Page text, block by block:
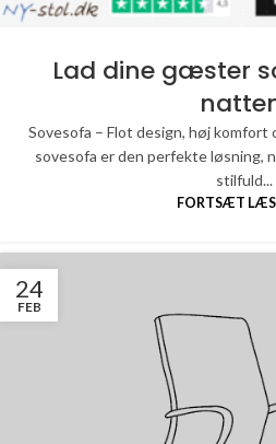
Lad dine gæster
Sovesofa – Flot design, høj komfort
sovesofa er den perfekte løsning,
stilfuld...
FORTSÆT
24
FEB